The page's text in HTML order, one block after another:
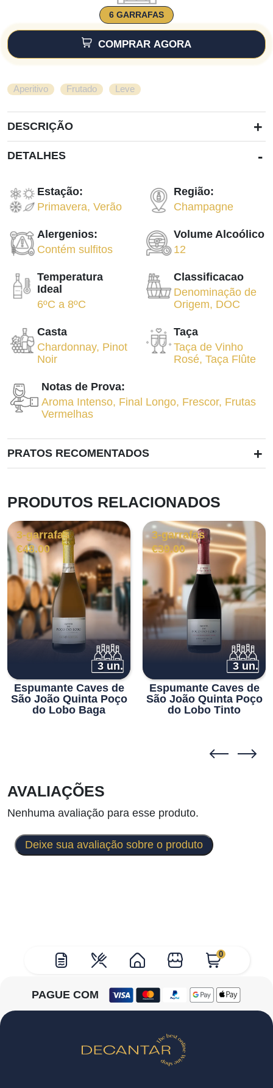
0
6 GARRAFAS
COMPRAR AGORA
Aperitivo Frutado Leve
DESCRIÇÃO +
DETALHES -
Estação:
Primavera,Verão
Região:
Champagne
Alergenios:
Contém sulfitos
Volume Alcoólico
12
Temperatura
Ideal
6ºC a8ºC
Classificacao
Denominação de
Origem, DOC
Casta
Chardonnay, Pinot
Noir
Taça
Taça de Vinho
Rosé,Taça Flûte
Notas de Prova:
Aroma Intenso, Final Longo, Frescor, Frutas
Vermelhas
PRATOS RECOMENTADOS +
PRODUTOS RELACIONADOS
3-garrafas
€48.00
3 un.
Espumante Caves de
São João Quinta Poço
do Lobo Baga
3-garrafas
€39.00
3 un.
Espumante Caves de
São João Quinta Poço
do Lobo Tinto
AVALIAÇÕES
Nenhuma avaliação para esse produto.
Deixe sua avaliação sobre o produto
PAGUE COM